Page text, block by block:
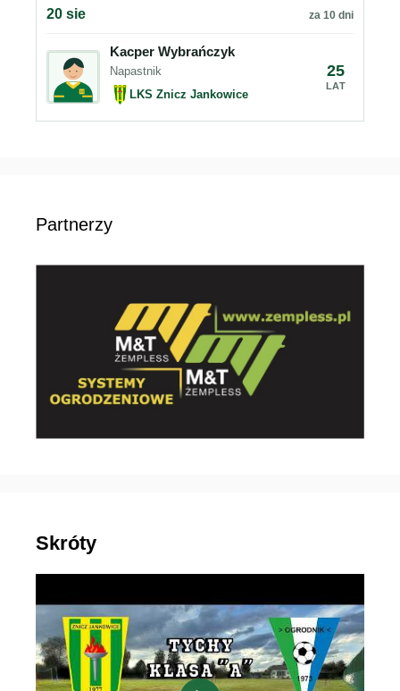
20 sie za 10 dni
Kacper Wybrańczyk
Napastnik
LKS Znicz Jankowice
25
LAT
Partnerzy
Skróty